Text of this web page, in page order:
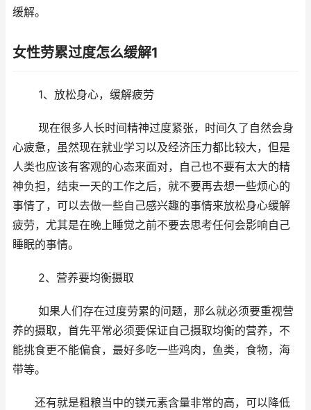
缓解。
女性劳累过度怎么缓解1
1、放松身心，缓解疲劳
现在很多人长时间精神过度紧张，时间久了自然会身
心疲惫，虽然现在就业学习以及经济压力都比较大，但是
人类也应该有客观的心态来面对，自己也不要有太大的精
神负担，结束一天的工作之后，就不要再去想一些烦心的
事情了，可以去做一些自己感兴趣的事情来放松身心缓解
疲劳，尤其是在晚上睡觉之前不要去思考任何会影响自己
睡眠的事情。
2、营养要均衡摄取
如果人们存在过度劳累的问题，那么就必须要重视营
养的摄取，首先平常必须要保证自己摄取均衡的营养，不
能挑食更不能偏食，最好多吃一些鸡肉，鱼类，食物，海
带等。
还有就是粗粮当中的镁元素含量非常的高，可以降低